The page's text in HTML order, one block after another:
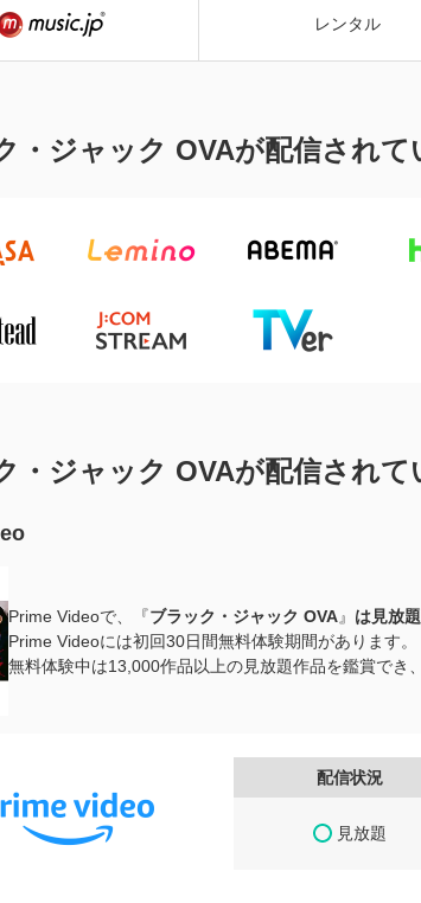
レンタル
・ジャック OVAが配信され
・ジャック OVAが配信されて
Prime Videoで、『ブラック・ジャック OVA』 は見放
Prime Videoには初回30日間無料体験期間があります。
無料体験中は13,000作品以上の見放題作品を鑑賞でき
配信状況
見放題